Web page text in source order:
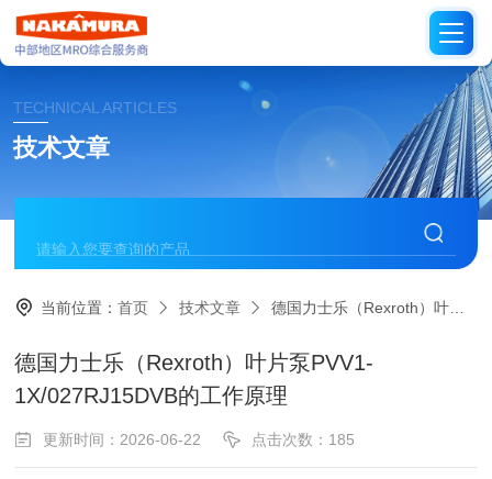
TECHNICAL ARTICLES
技术文章
当前位置：首页 技术文章 德国力士乐（Rexroth）叶片泵PVV1-1X/027RJ15DVB的工作原理
德国力士乐（Rexroth）叶片泵PVV1-
1X/027RJ15DVB的工作原理
更新时间：2026-06-22 点击次数：185